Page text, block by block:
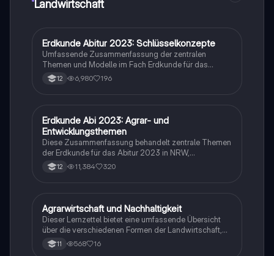
Landwirtschaft
Geographie/Erdkunde
Erdkunde Abitur 2023: Schlüsselkonzepte
Umfassende Zusammenfassung der zentralen
Themen und Modelle im Fach Erdkunde für das
mündliche Abitur in NRW 2023. Behandelt werden
globale Disparitäten, Urbanisierung, nachhaltige
das Verständnis komplexer Zusammenhänge.
12 6,980 196
Geographie/Erdkunde
Erdkunde Abi 2023: Agrar- und
Entwicklungsthemen
Diese Zusammenfassung behandelt zentrale Themen
der Erdkunde für das Abitur 2023 in NRW,
einschließlich Agrarwirtschaft, nachhaltige
Entwicklung, Freihandel, und die Herausforderungen
Verständnis der globalen Disparitäten und
Standortfaktoren erlangen möchten.
12 11,384 320
Geographie/Erdkunde
Agrarwirtschaft und Nachhaltigkeit
Dieser Lernzettel bietet eine umfassende Übersicht
über die verschiedenen Formen der Landwirtschaft,
einschließlich Mechanisierung, ökologische Praktiken
und die Herausforderungen der Monokultur. Er
11 568 16